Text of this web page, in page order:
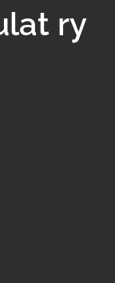
ry